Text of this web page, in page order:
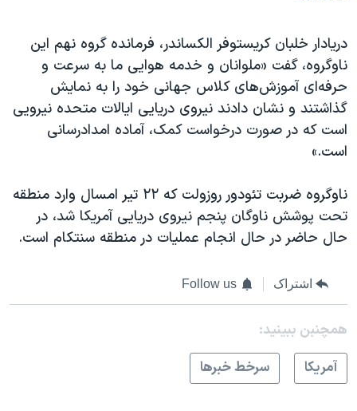
دریادار خلبان کریستوفر الکساندر، فرمانده گروه نهم این
ناوگروه، گفت «ملوانان و خدمه هوایی ما به سرعت و
حرفه‌ای آموزش‌های کلاس جهانی خود را به نمایش
گذاشتند و نشان دادند نیروی دریایی ایالات متحده نیرویی
است که در صورت درخواست کمک، آماده امدادرسانی
است.»
ناوگروه ضربت تئودور روزولت که ۲۲ تیر امسال وارد منطقه
تحت پوشش ناوگان پنجم نیروی دریایی آمریکا شد، در
حال حاضر در حال انجام عملیات در منطقه سنتکام است.
اشتراک Follow us
همچنبن ببینید:
آمريکا
سرخط خبرها